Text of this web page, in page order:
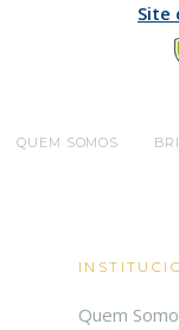
Site
QUEM SOMOS
Quem